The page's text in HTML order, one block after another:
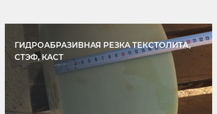
ГИДРОАБРАЗИВНАЯ РЕЗКА ТЕКСТОЛИТА,
СТЭФ, КАСТ